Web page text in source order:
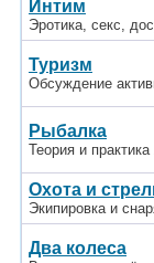
Интим
Эротика, секс,
Туризм
Обсуждение
Рыбалка
Теория и
Охота и
Экипировка и
Два колеса